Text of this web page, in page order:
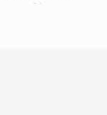
плотный
средних,